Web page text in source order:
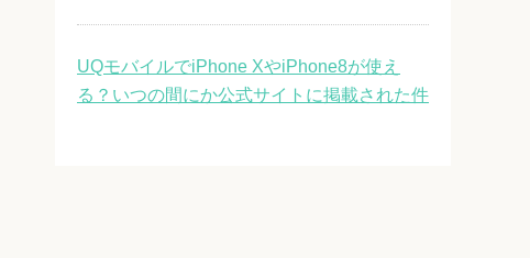
UQモバイルでiPhone XやiPhone8が使え
る？いつの間にか公式サイトに掲載された件